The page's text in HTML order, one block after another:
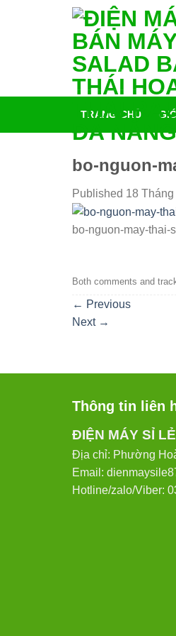
TRANG CHỦ
bo-nguon-
Published 18
bo-nguon-may-thai-
Both comments and
← Previous
Next →
Thông tin liên
ĐIỆN MÁY SỈ LẺ
Địa chỉ: Phường
Email:
Hotline/zalo/Viber: